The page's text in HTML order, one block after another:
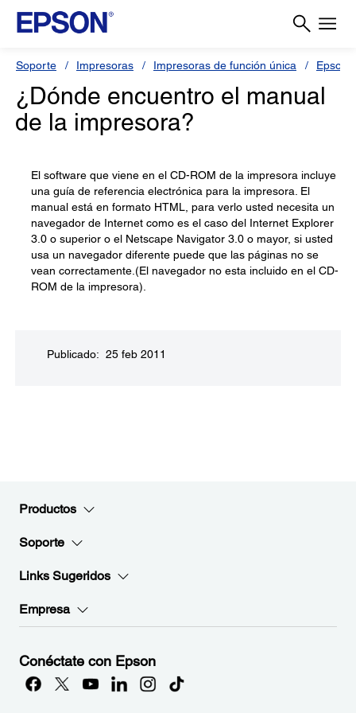
Soporte Impresoras Impresoras de función única Epson
¿Dónde encuentro el manual
de la impresora?
El software que viene en el CD-ROM de la impresora incluye
una guía de referencia electrónica para la impresora. El
manual está en formato HTML, para verlo usted necesita un
navegador de Internet como es el caso del Internet Explorer
3.0 o superior o el Netscape Navigator 3.0 o mayor, si usted
usa un navegador diferente puede que las páginas no se
vean correctamente.(El navegador no esta incluido en el CD-
ROM de la impresora).
Publicado: 25 feb 2011
Productos
Soporte
Links Sugeridos
Empresa
Conéctate con Epson